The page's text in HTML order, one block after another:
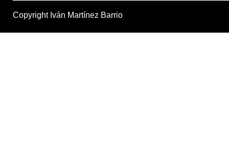
Copyright Iván Martínez Barrio